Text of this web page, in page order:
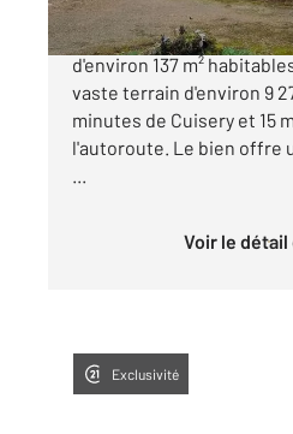
Century 21 vous propose
d'environ 137 m²
vaste terrain d'environ 9
minutes de Cuisery et 15
l'autoroute. Le bien offre
...
Voir le
Exclusivité